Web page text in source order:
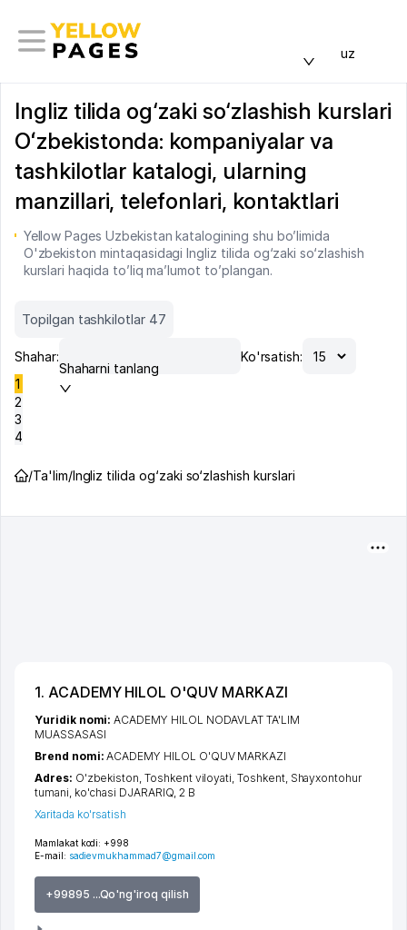
uz
Ingliz tilida og‘zaki so‘zlashish kurslari
Oʻzbekistonda: kompaniyalar va
tashkilotlar katalogi, ularning
manzillari, telefonlari, kontaktlari
Yellow Pages Uzbekistan katalogining shu bo’limida
O'zbekiston mintaqasidagi Ingliz tilida og‘zaki so‘zlashish
kurslari haqida to’liq ma’lumot to’plangan.
Topilgan tashkilotlar 47
Shahar:
Shaharni tanlang
Ko'rsatish:
1
2
3
4
/Ta'lim/Ingliz tilida og‘zaki so‘zlashish kurslari
1. ACADEMY HILOL O'QUV MARKAZI
Mamlakat kodi: +998
E-mail: sadievmukhammad7@gmail.com
+99895 ...Qo'ng'iroq qilish
Yuridik nomi:ACADEMY HILOL NODAVLAT TA'LIM
MUASSASASI
Brend nomi:ACADEMY HILOL O'QUV MARKAZI
Adres: O'zbekiston,Toshkent viloyati,Toshkent, Shayxontohur
tumani, ko'chasi DJARARIQ, 2 B
Xaritada ko'rsatish